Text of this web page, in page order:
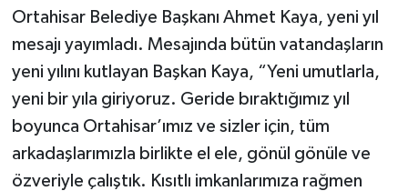
Ortahisar Belediye Başkanı Ahmet Kaya, yeni yıl
mesajı yayımladı. Mesajında bütün vatandaşların
yeni yılını kutlayan Başkan Kaya, “Yeni umutlarla,
yeni bir yıla giriyoruz. Geride bıraktığımız yıl
boyunca Ortahisar’ımız ve sizler için, tüm
arkadaşlarımızla birlikte el ele, gönül gönüle ve
özveriyle çalıştık. Kısıtlı imkanlarımıza rağmen